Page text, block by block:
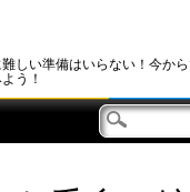
しい準備はいらない！今か
う！